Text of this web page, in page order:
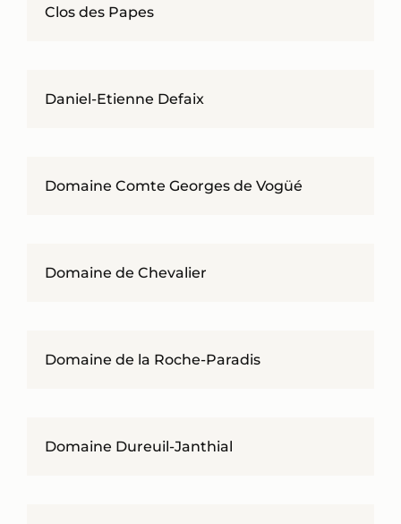
Clos des Papes
Daniel-Etienne Defaix
Domaine Comte Georges de Vogüé
Domaine de Chevalier
Domaine de la Roche-Paradis
Domaine Dureuil-Janthial